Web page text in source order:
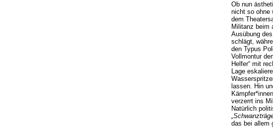
Ob nun
nicht so ohne
dem
Militanz beim
Ausübung
schlägt,
den Typus
Vollmontur
Helfer“ mit
Lage
lassen. Hin
verzerrt ins
Natürlich
das bei allem